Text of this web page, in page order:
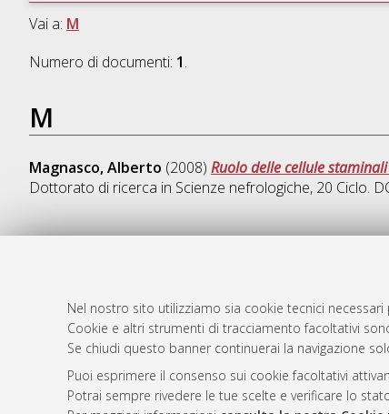
Nel nostro sito utilizziamo sia cookie tecnici
Cookie e altri strumenti di tracciamento facoltativi
Se chiudi questo banner continuerai la navigazione
Puoi esprimere il consenso sui cookie facoltativi
Potrai sempre rivedere le tue scelte e verificare lo
Vai a: M
Numero di documenti: 1.
M
Magnasco, Alberto (2008) Ruolo delle cellule
Dottorato di ricerca in Scienze nefrologiche, 20 Ciclo.
Rss 1.0
Rss 2.0
AMS
ISSN: